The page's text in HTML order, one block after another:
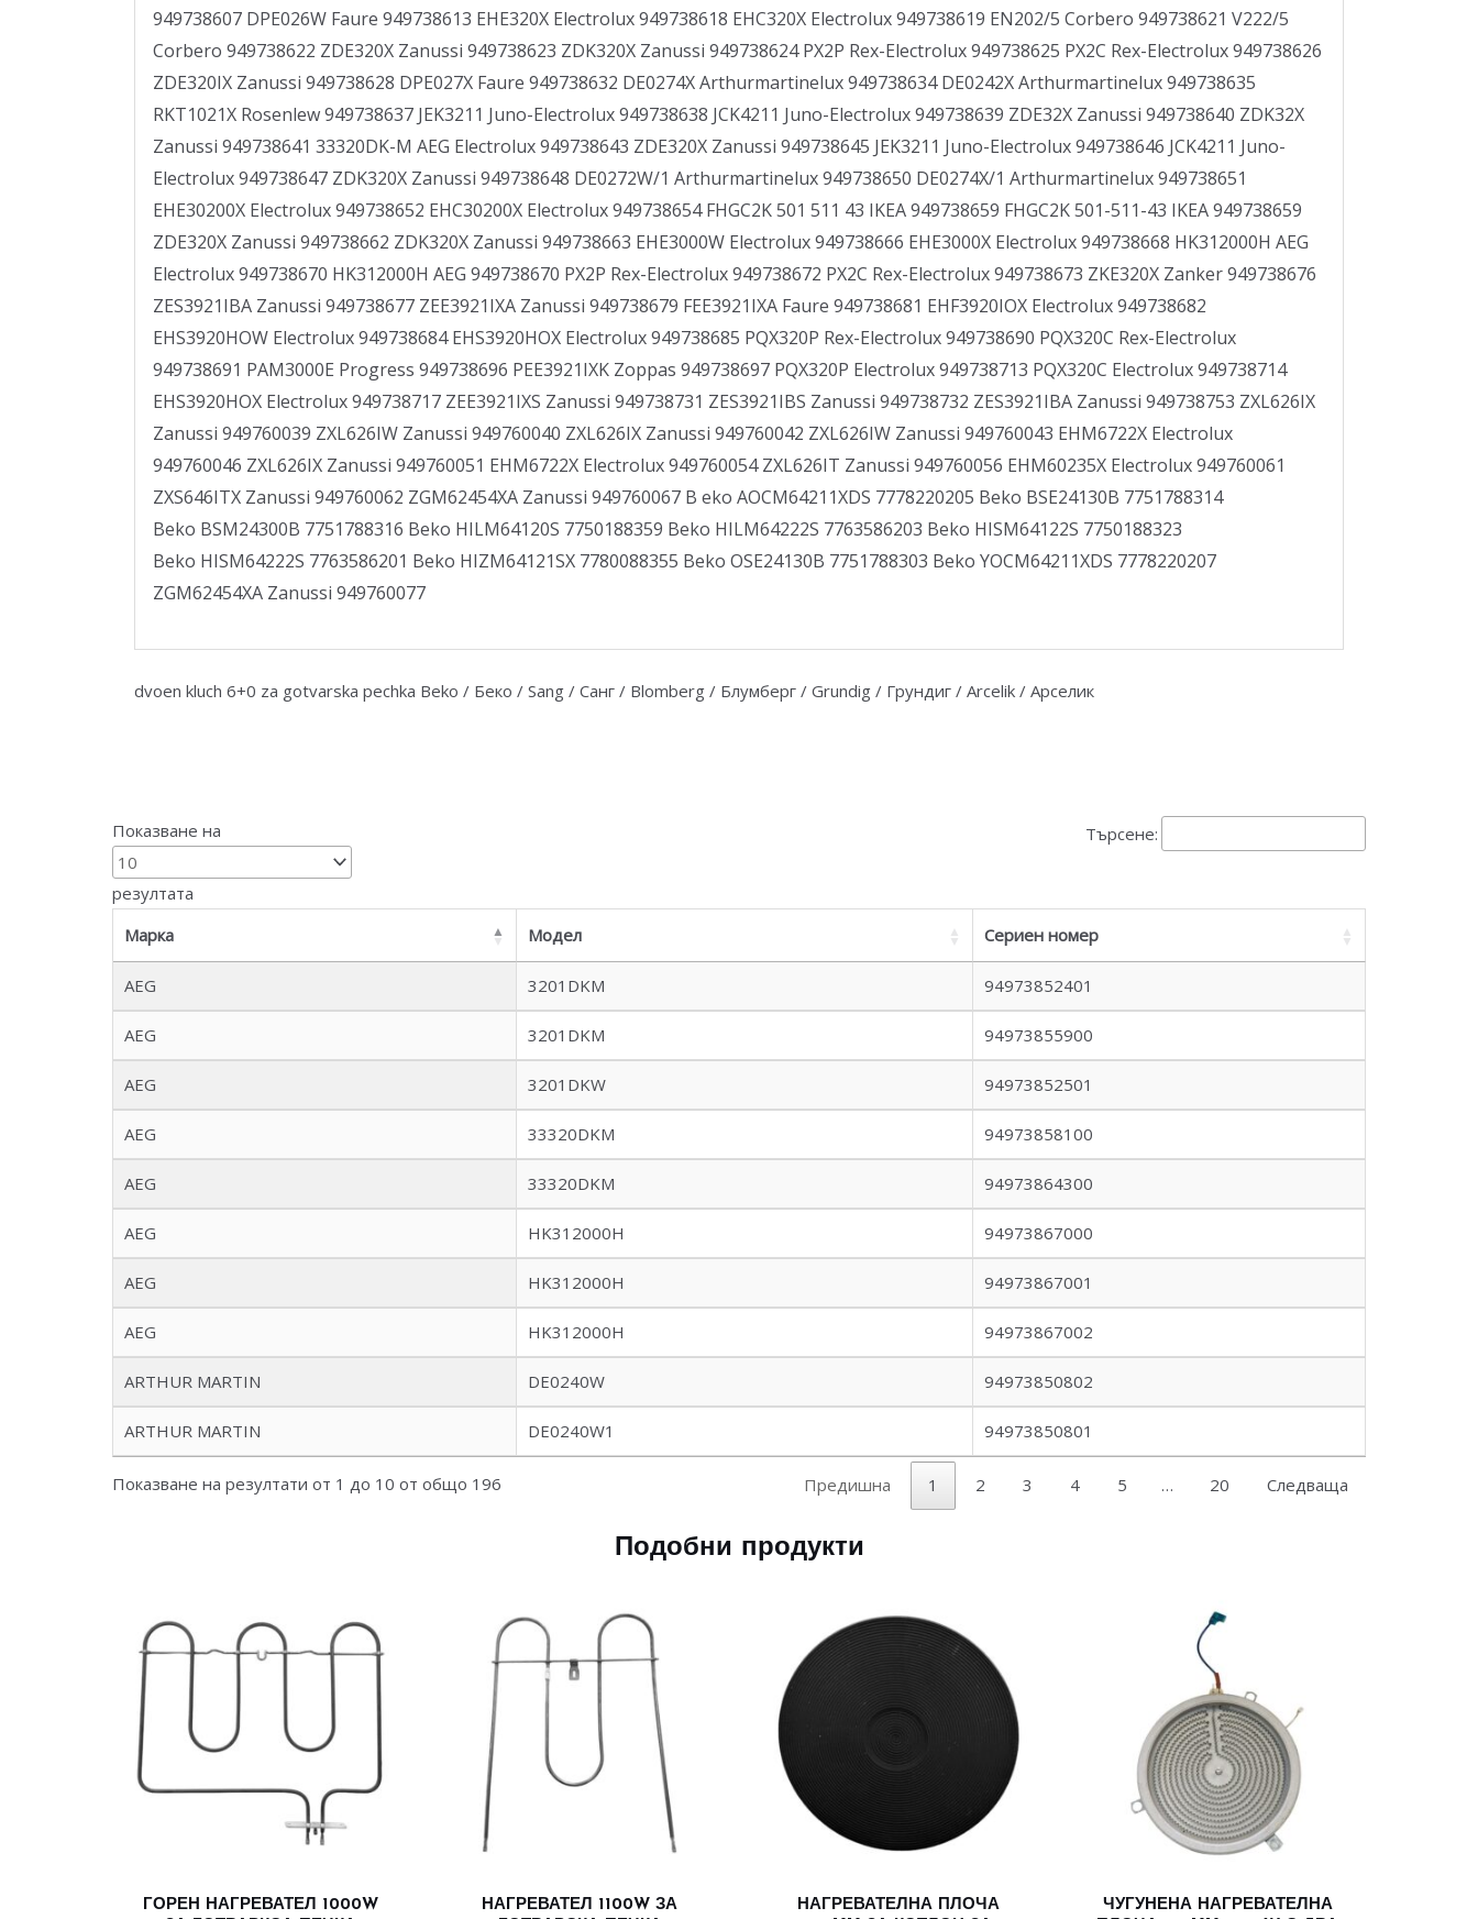
949738607 DPE026W Faure 949738613 EHE320X Electrolux 949738618 EHC320X Electrolux 949738619 EN202/5 Corbero 949738621 V222/5
Corbero 949738622 ZDE320X Zanussi 949738623 ZDK320X Zanussi 949738624 PX2P Rex-Electrolux 949738625 PX2C Rex-Electrolux 949738626
ZDE320IX Zanussi 949738628 DPE027X Faure 949738632 DE0274X Arthurmartinelux 949738634 DE0242X Arthurmartinelux 949738635
RKT1021X Rosenlew 949738637 JEK3211 Juno-Electrolux 949738638 JCK4211 Juno-Electrolux 949738639 ZDE32X Zanussi 949738640 ZDK32X
Zanussi 949738641 33320DK-M AEG Electrolux 949738643 ZDE320X Zanussi 949738645 JEK3211 Juno-Electrolux 949738646 JCK4211 Juno-
Electrolux 949738647 ZDK320X Zanussi 949738648 DE0272W/1 Arthurmartinelux 949738650 DE0274X/1 Arthurmartinelux 949738651
EHE30200X Electrolux 949738652 EHC30200X Electrolux 949738654 FHGC2K 501 511 43 IKEA 949738659 FHGC2K 501-511-43 IKEA 949738659
ZDE320X Zanussi 949738662 ZDK320X Zanussi 949738663 EHE3000W Electrolux 949738666 EHE3000X Electrolux 949738668 HK312000H AEG
Electrolux 949738670 HK312000H AEG 949738670 PX2P Rex-Electrolux 949738672 PX2C Rex-Electrolux 949738673 ZKE320X Zanker 949738676
ZES3921IBA Zanussi 949738677 ZEE3921IXA Zanussi 949738679 FEE3921IXA Faure 949738681 EHF3920IOX Electrolux 949738682
EHS3920HOW Electrolux 949738684 EHS3920HOX Electrolux 949738685 PQX320P Rex-Electrolux 949738690 PQX320C Rex-Electrolux
949738691 PAM3000E Progress 949738696 PEE3921IXK Zoppas 949738697 PQX320P Electrolux 949738713 PQX320C Electrolux 949738714
EHS3920HOX Electrolux 949738717 ZEE3921IXS Zanussi 949738731 ZES3921IBS Zanussi 949738732 ZES3921IBA Zanussi 949738753 ZXL626IX
Zanussi 949760039 ZXL626IW Zanussi 949760040 ZXL626IX Zanussi 949760042 ZXL626IW Zanussi 949760043 EHM6722X Electrolux
949760046 ZXL626IX Zanussi 949760051 EHM6722X Electrolux 949760054 ZXL626IT Zanussi 949760056 EHM60235X Electrolux 949760061
ZXS646ITX Zanussi 949760062 ZGM62454XA Zanussi 949760067 B eko AOCM64211XDS 7778220205 Beko BSE24130B 7751788314
Beko BSM24300B 7751788316 Beko HILM64120S 7750188359 Beko HILM64222S 7763586203 Beko HISM64122S 7750188323
Beko HISM64222S 7763586201 Beko HIZM64121SX 7780088355 Beko OSE24130B 7751788303 Beko YOCM64211XDS 7778220207
ZGM62454XA Zanussi 949760077
dvoen kluch 6+0 za gotvarska pechka Beko / Беко / Sang / Санг / Blomberg / Блумберг / Grundig / Грундиг / Arcelik / Арселик
Показване на
резултата
Търсене:
Марка Модел Сериен номер
AEG 3201DKM 94973852401
AEG 3201DKM 94973855900
AEG 3201DKW 94973852501
AEG 33320DKM 94973858100
AEG 33320DKM 94973864300
AEG HK312000H 94973867000
AEG HK312000H 94973867001
AEG HK312000H 94973867002
ARTHUR MARTIN DE0240W 94973850802
ARTHUR MARTIN DE0240W1 94973850801
Показване на резултати от 1 до 10 от общо 196 Предишна 1 2 3 4 5 … 20 Следваща
Подобни продукти
ГОРЕН НАГРЕВАТЕЛ 1000W
НАГРЕВАТЕЛ 1100W ЗА
НАГРЕВАТЕЛНА ПЛОЧА
ЧУГУНЕНА НАГРЕВАТЕЛНА